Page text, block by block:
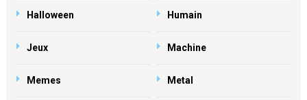
Halloween Humain
Jeux Machine
Memes Metal